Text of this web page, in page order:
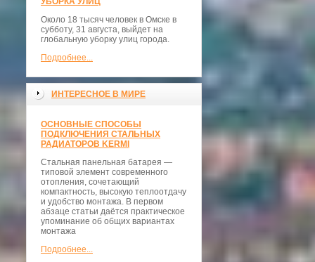
Около 18 тысяч человек в Омске в
субботу, 31 августа, выйдет на
глобальную уборку улиц города.
Подробнее...
ИНТЕРЕСНОЕ В МИРЕ
ОСНОВНЫЕ СПОСОБЫ
ПОДКЛЮЧЕНИЯ СТАЛЬНЫХ
РАДИАТОРОВ KERMI
Стальная панельная батарея —
типовой элемент современного
отопления, сочетающий
компактность, высокую теплоотдачу
и удобство монтажа. В первом
абзаце статьи даётся практическое
упоминание об общих вариантах
монтажа
Подробнее...